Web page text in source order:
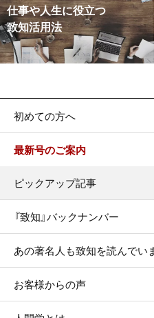
仕事や人生に役立つ
致知活用法
初めての方へ
最新号のご案内
ピックアップ記事
『致知』バックナンバー
あの著名人も致知を読んでい
お客様からの声